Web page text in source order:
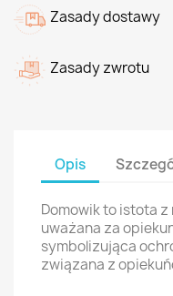
Zasady dostawy
Zasady zwrotu
Opis
Domowik to istota
uważana za
symbolizująca
związana z